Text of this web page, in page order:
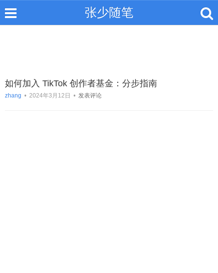
张少随笔
如何加入 TikTok 创作者基金：分步指南
zhang • 2024年3月12日 • 发表评论